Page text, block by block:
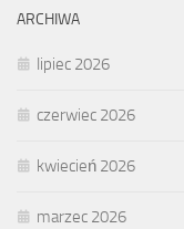
ARCHIWA
lipiec 2026
czerwiec 2026
kwiecień 2026
marzec 2026